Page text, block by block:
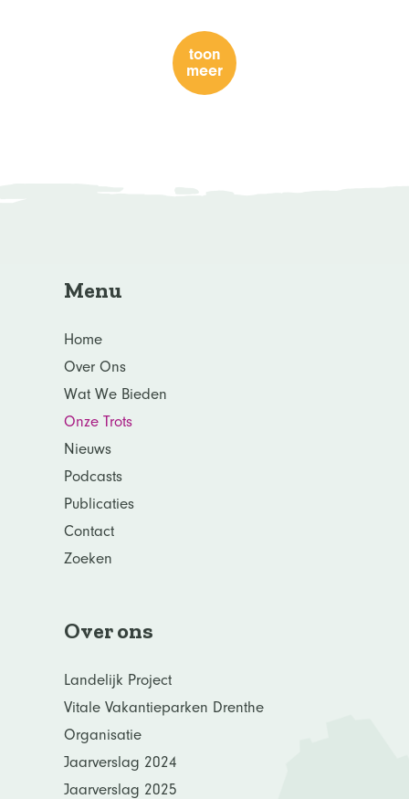
toon
meer
Menu
Home
Over Ons
Wat We Bieden
Onze Trots
Nieuws
Podcasts
Publicaties
Contact
Zoeken
Over ons
Landelijk Project
Vitale Vakantieparken Drenthe
Organisatie
Jaarverslag 2024
Jaarverslag 2025